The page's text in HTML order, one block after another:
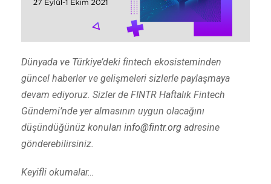
Dünyada ve Türkiye’deki fintech ekosisteminden
güncel haberler ve gelişmeleri sizlerle paylaşmaya
devam ediyoruz. Sizler de FINTR Haftalık Fintech
Gündemi’nde yer almasının uygun olacağını
düşündüğünüz konuları info@fintr.org adresine
gönderebilirsiniz.
Keyifli okumalar…